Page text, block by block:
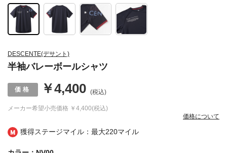
獲得ステージマイル：最大220マイル
DESCENTE(デサント)
半袖バレーボールシャツ
メーカー希望小売価格 ￥4,400(税込)
￥4,400 (税込)
価格について